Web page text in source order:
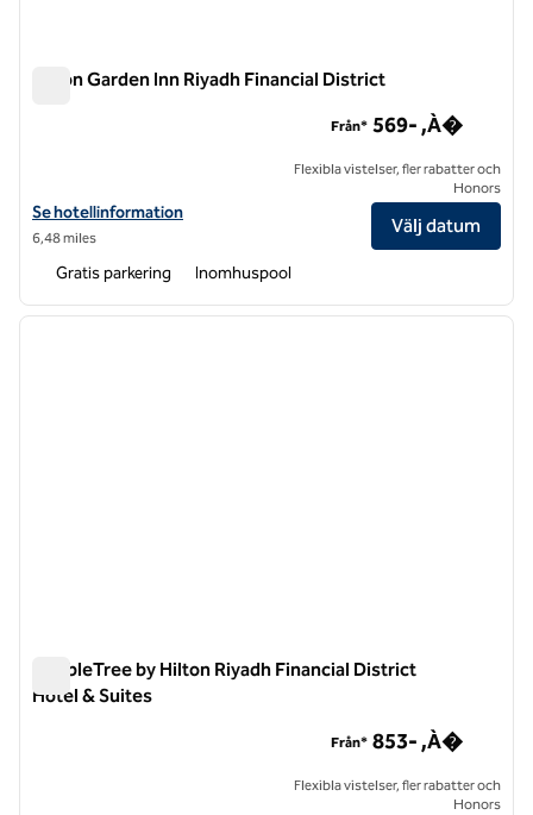
Hilton Garden Inn Riyadh Financial District
Visa hotelluppgifter för Hilton Garden Inn Riyadh Financial District
Se hotellinformation
6,48 miles
Från* 569- ,À�
Flexibla vistelser, fler rabatter och
Honors
Välj datum
Gratis parkering Inomhuspool
1 av 12
nästa
DoubleTree by Hilton Riyadh Financial District
Hotel & Suites
Från* 853- ,À�
Flexibla vistelser, fler rabatter och
Honors